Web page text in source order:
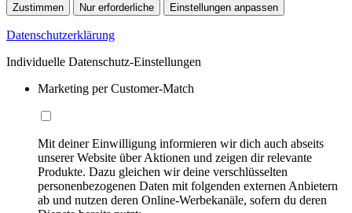
Zustimmen Nur erforderliche Einstellungen anpassen
Datenschutzerklärung
Individuelle Datenschutz-Einstellungen
Marketing per Customer-Match
Mit deiner Einwilligung informieren wir dich auch abseits
unserer Website über Aktionen und zeigen dir relevante
Produkte. Dazu gleichen wir deine verschlüsselten
personenbezogenen Daten mit folgenden externen Anbietern
ab und nutzen deren Online-Werbekanäle, sofern du deren